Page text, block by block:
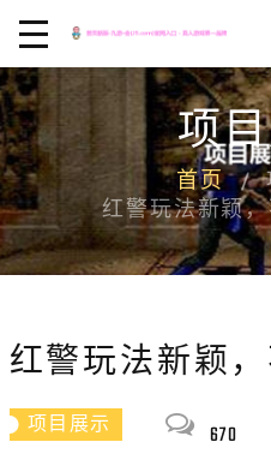
项
首页
红警玩法新颖
红警玩法新颖
项目展示 670